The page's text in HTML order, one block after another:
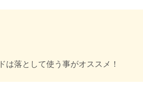
落として使う事がオススメ！